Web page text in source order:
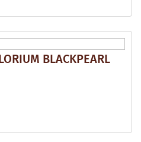
BLACKPEARL